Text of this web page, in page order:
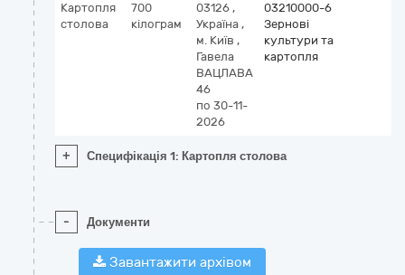
Картопля
столова
700
кілограм
03126 ,
Україна ,
м. Київ ,
Гавела
ВАЦЛАВА
46
по 30-11-
2026
03210000-6
Зернові
культури та
картопля
+ Специфікація 1: Картопля столова
- Документи
Завантажити архівом